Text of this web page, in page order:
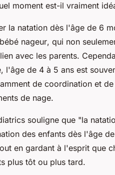
moment est-il vraiment
la natation dès l'âge de 6
bébé nageur, qui non
avec les parents.
l'âge de 4 à 5 ans est
de coordination et
de nage.
souligne que "la
des enfants dès l'âge
en gardant à l'esprit que
plus tôt ou plus tard.